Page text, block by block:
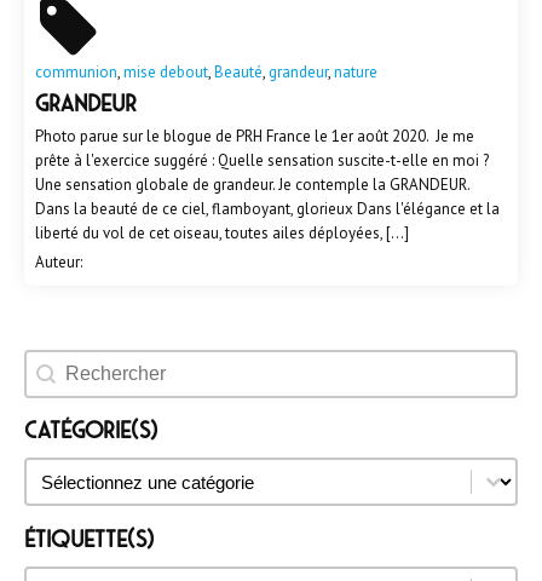
communion,mise debout,Beauté,grandeur,nature
Grandeur
Photo parue sur le blogue de PRH France le 1er août 2020. Je me
prête à l'exercice suggéré : Quelle sensation suscite-t-elle en moi ?
Une sensation globale de grandeur. Je contemple la GRANDEUR.
Dans la beauté de ce ciel, flamboyant, glorieux Dans l'élégance et la
liberté du vol de cet oiseau, toutes ailes déployées, […]
Auteur:
Rechercher un évènement
Catégorie(s)
Catégorie(s)
Catégorie(s)
Étiquette(s)